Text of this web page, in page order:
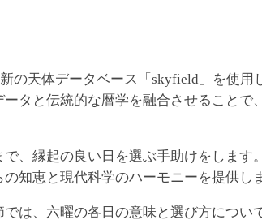
の天体データベース「skyfield」を使用
タと伝統的な暦学を融合させることで
、縁起の良い日を選ぶ手助けをします
知恵と現代科学のハーモニーを提供し
は、六曜の各日の意味と選び方につい